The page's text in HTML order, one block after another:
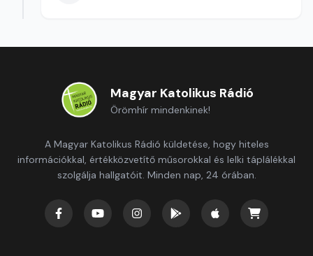
Magyar Katolikus Rádió
Örömhír mindenkinek!
A Magyar Katolikus Rádió küldetése, hogy hiteles
információkkal, értékközvetítő műsorokkal és lelki táplálékkal
szolgálja hallgatóit. Minden nap, 24 órában.